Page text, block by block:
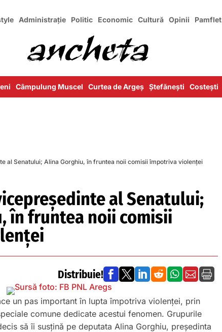
Administrație Politic Economic Cultură Opinii Pamflet
Câmpulung Muscel Curtea de Argeș Ștefănești Costești
al Senatului; Alina Gorghiu, în fruntea noii comisii împotriva violenței
al Senatului;
în fruntea noii comisii
Distribuie!       
un pas important în lupta împotriva violenței, prin
comune dedicate acestui fenomen. Grupurile
să îi susțină pe deputata Alina Gorghiu, președinta